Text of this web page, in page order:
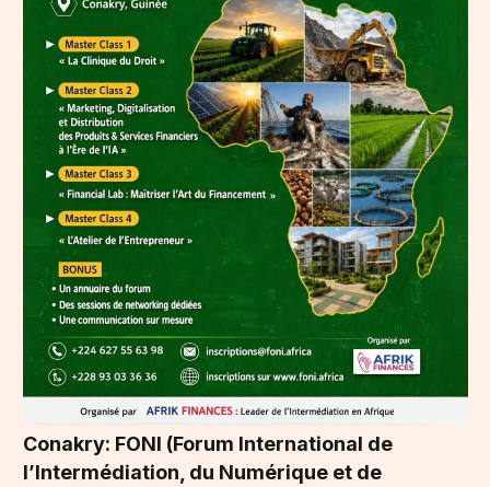
Conakry: FONI (Forum International de
l’Intermédiation, du Numérique et de